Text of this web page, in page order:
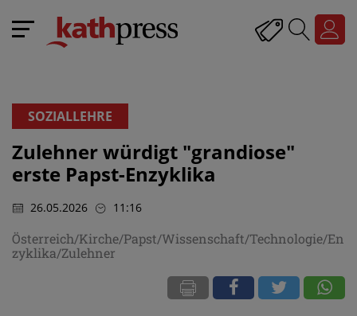
SOZIALLEHRE
Zulehner würdigt "grandiose"
erste Papst-Enzyklika
26.05.2026 11:16
Österreich/Kirche/Papst/Wissenschaft/Technologie/En
zyklika/Zulehner